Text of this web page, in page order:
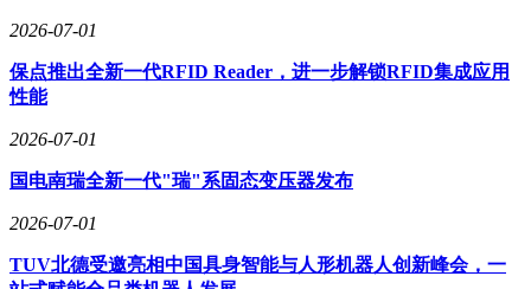
2026-07-01
保点推出全新一代RFID Reader，进一步解锁RFID集成应用
性能
2026-07-01
国电南瑞全新一代"瑞"系固态变压器发布
2026-07-01
TUV北德受邀亮相中国具身智能与人形机器人创新峰会，一